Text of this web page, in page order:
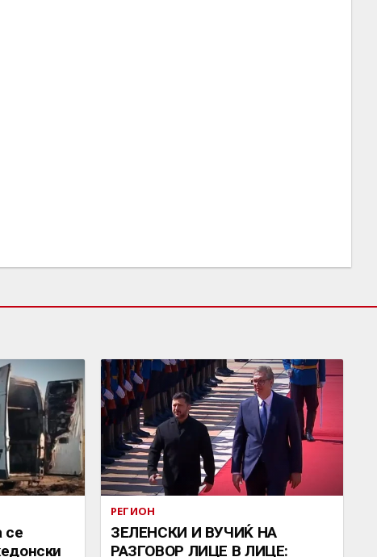
се
РЕГИОН
ЗЕЛЕНСКИ И ВУЧИЌ НА
РАЗГОВОР ЛИЦЕ В ЛИЦЕ: